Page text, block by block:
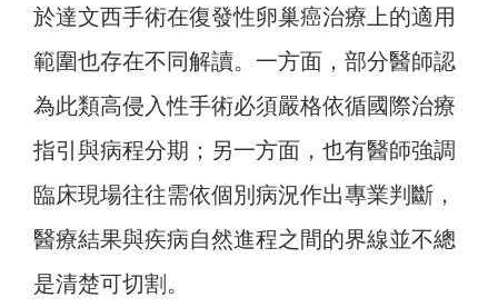
於達文西手術在復發性卵巢癌治療上的適用
範圍也存在不同解讀。一方面，部分醫師認
為此類高侵入性手術必須嚴格依循國際治療
指引與病程分期；另一方面，也有醫師強調
臨床現場往往需依個別病況作出專業判斷，
醫療結果與疾病自然進程之間的界線並不總
是清楚可切割。